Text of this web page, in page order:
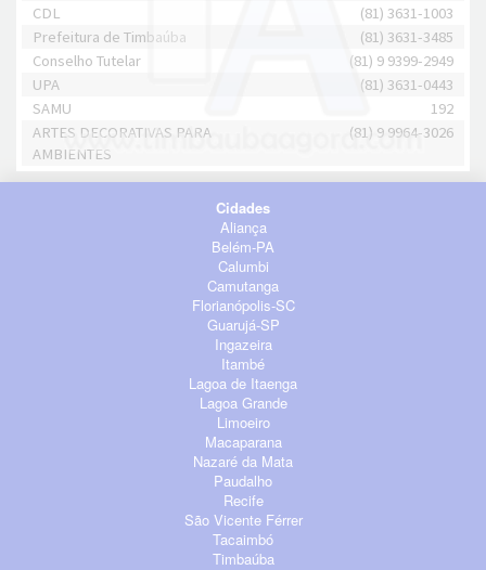
CDL
(81) 3631-1003
Prefeitura de Timbaúba
(81) 3631-3485
Conselho Tutelar
(81) 9 9399-2949
UPA
(81) 3631-0443
SAMU
192
ARTES DECORATIVAS PARA
AMBIENTES
(81) 9 9964-3026
Cidades
Aliança
Belém-PA
Calumbi
Camutanga
Florianópolis-SC
Guarujá-SP
Ingazeira
Itambé
Lagoa de Itaenga
Lagoa Grande
Limoeiro
Macaparana
Nazaré da Mata
Paudalho
Recife
São Vicente Férrer
Tacaimbó
Timbaúba